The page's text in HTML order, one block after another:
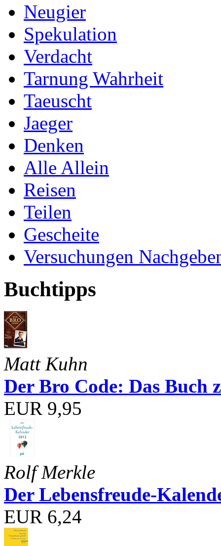
Neugier
Spekulation
Verdacht
Tarnung Wahrheit
Taeuscht
Jaeger
Denken
Alle Allein
Reisen
Teilen
Gescheite
Versuchungen
Buchtipps
Matt Kuhn
Der Bro Code: Das Buch
EUR 9,95
Rolf Merkle
Der Lebensfreude-
EUR 6,24